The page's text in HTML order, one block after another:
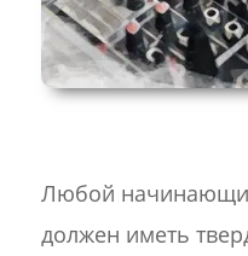
Любой
должен иметь